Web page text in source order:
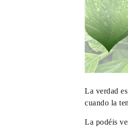
La verdad
cuando la
La podéis